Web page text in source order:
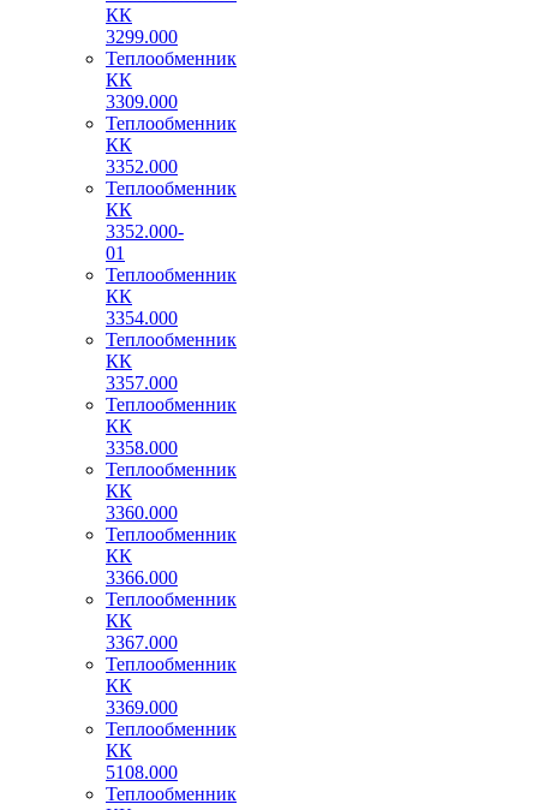
КК
3299.000
Теплообменник
КК
3309.000
Теплообменник
КК
3352.000
Теплообменник
КК
3352.000-
01
Теплообменник
КК
3354.000
Теплообменник
КК
3357.000
Теплообменник
КК
3358.000
Теплообменник
КК
3360.000
Теплообменник
КК
3366.000
Теплообменник
КК
3367.000
Теплообменник
КК
3369.000
Теплообменник
КК
5108.000
Теплообменник